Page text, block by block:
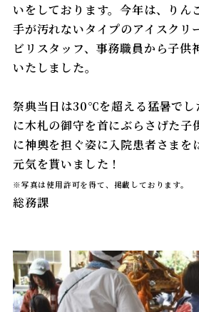
当院での取組み
広報物
実績データ
学会発表
薬剤科
栄養科
リハビリテーション科
訪問リハビリテーション
通所リハビリテーション
栄養サポートチーム（NST）
褥瘡対策チーム
いをしております。今年は、りん
手が汚れないタイプのアイスクリ
ビリスタッフ、事務職員から子供
いたしました。
祭典当日は30℃を超える猛暑でし
に木札の御守を首にぶらさげた子
に神輿を担ぐ姿に入院患者さまを
元気を貰いました！
※写真は使用許可を得て、掲載しております。
総務課